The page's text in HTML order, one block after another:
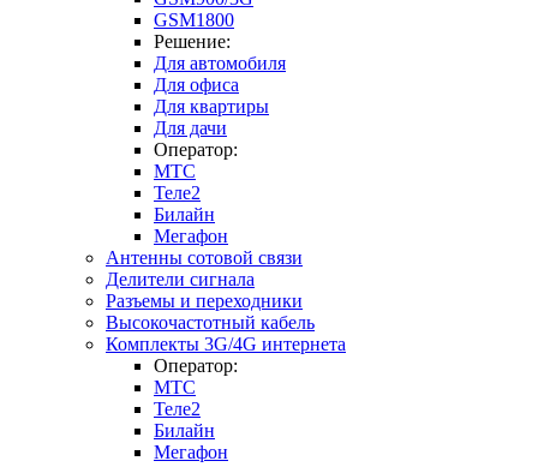
GSM1800
Решение:
Для автомобиля
Для офиса
Для квартиры
Для дачи
Оператор:
МТС
Теле2
Билайн
Мегафон
Антенны сотовой связи
Делители сигнала
Разъемы и переходники
Высокочастотный кабель
Комплекты 3G/4G интернета
Оператор:
МТС
Теле2
Билайн
Мегафон